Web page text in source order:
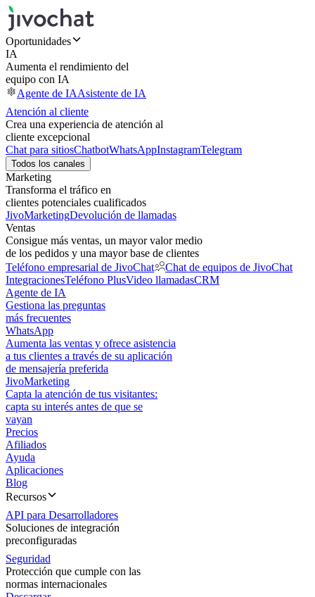
Oportunidades
IA
Aumenta el rendimiento del
equipo con IA
Agente de IAAsistente de IA
Atención al cliente
Crea una experiencia de atención al
cliente excepcional
Chat para sitiosChatbotWhatsAppInstagramTelegram
Todos los canales
Marketing
Transforma el tráfico en
clientes potenciales cualificados
JivoMarketingDevolución de llamadas
Ventas
Consigue más ventas, un mayor valor medio
de los pedidos y una mayor base de clientes
Teléfono empresarial de JivoChat
Chat de equipos de JivoChat
IntegracionesTeléfono PlusVideo llamadasCRM
Agente de IA
Gestiona las preguntas
más frecuentes
WhatsApp
Aumenta las ventas y ofrece asistencia
a tus clientes a través de su aplicación
de mensajería preferida
JivoMarketing
Capta la atención de tus visitantes:
capta su interés antes de que se
vayan
Precios
Afiliados
Ayuda
Aplicaciones
Blog
Recursos
API para Desarrolladores
Soluciones de integración
preconfiguradas
Seguridad
Protección que cumple con las
normas internacionales